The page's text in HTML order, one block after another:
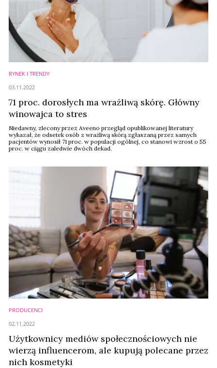
RYNEK I TRENDY
71 proc. dorosłych ma wrażliwą skórę. Główny
winowajca to stres
Niedawny, zlecony przez Aveeno przegląd opublikowanej literatury
wykazał, że odsetek osób z wrażliwą skórą zgłaszaną przez samych
pacjentów wynosił 71 proc. w populacji ogólnej, co stanowi wzrost o 55
proc. w ciągu zaledwie dwóch dekad.
03.11.2022
PRODUCENCI
Użytkownicy mediów społecznościowych nie
wierzą influencerom, ale kupują polecane przez
nich kosmetyki
02.11.2022